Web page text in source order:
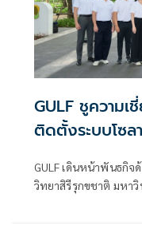
GULF ชูความ
ติดตั้งระบบโซล
การวิจัยพัฒนา
Innovation' พ
เปราะบาง
GULF เดินหน้าพันธกิ
วิทยาสิรีรุกขชาติ มหา